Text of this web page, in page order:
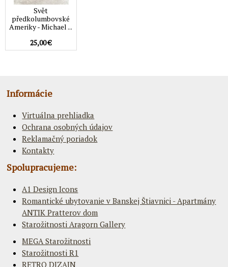
Svět
předkolumbovské
Ameriky - Michael ...
25,00 €
Informácie
Virtuálna prehliadka
Ochrana osobných údajov
Reklamačný poriadok
Kontakty
Spolupracujeme:
A1 Design Icons
Romantické ubytovanie v Banskej Štiavnici - Apartmány
ANTIK Pratterov dom
Starožitnosti Aragorn Gallery
MEGA Starožitnosti
Starožitnosti R1
RETRO DIZAJN